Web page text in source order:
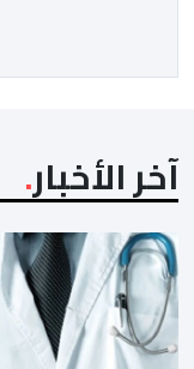
بن طوطو، ثم
آخر الأخبار